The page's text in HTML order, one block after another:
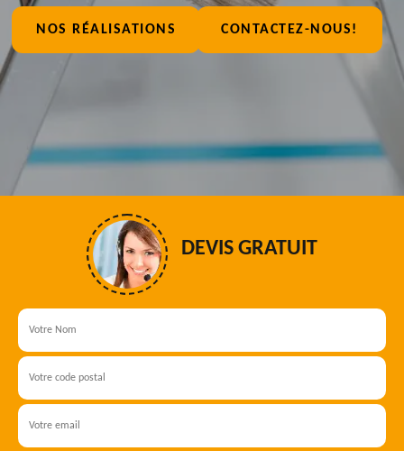
NOS RÉALISATIONS CONTACTEZ-NOUS!
DEVIS GRATUIT